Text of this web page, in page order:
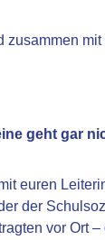
zusammen
geht gar
euren
der
vor Ort